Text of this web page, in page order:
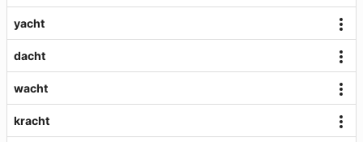
yacht
dacht
wacht
kracht